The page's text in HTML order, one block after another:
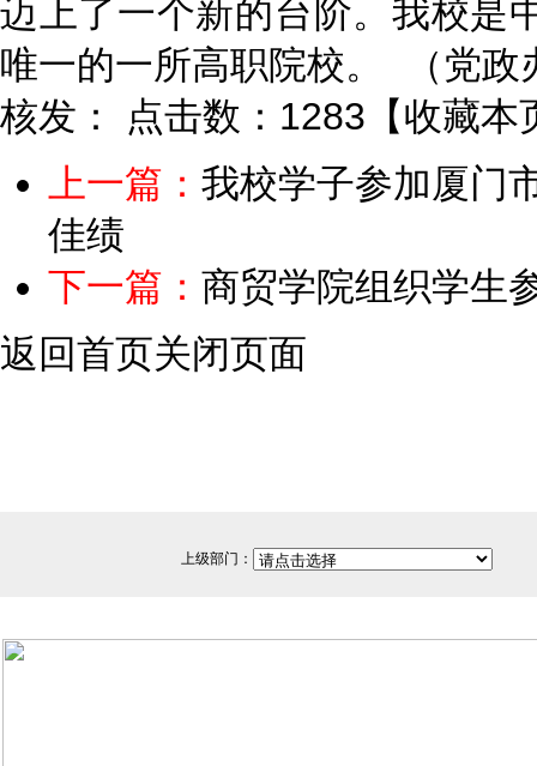
迈上了一个新的台阶。我校是
唯一的一所高职院校。 （党政
核发：
点击数：1283 【收藏本
上一篇： 我校学子参加厦门
佳绩
下一篇： 商贸学院组织学生
返回首页关闭页面
上级部门：